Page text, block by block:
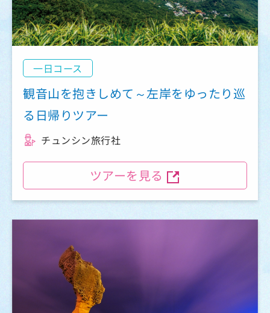
一日コース
観音山を抱きしめて～左岸をゆったり巡
る日帰りツアー
チュンシン旅行社
ツアーを見る